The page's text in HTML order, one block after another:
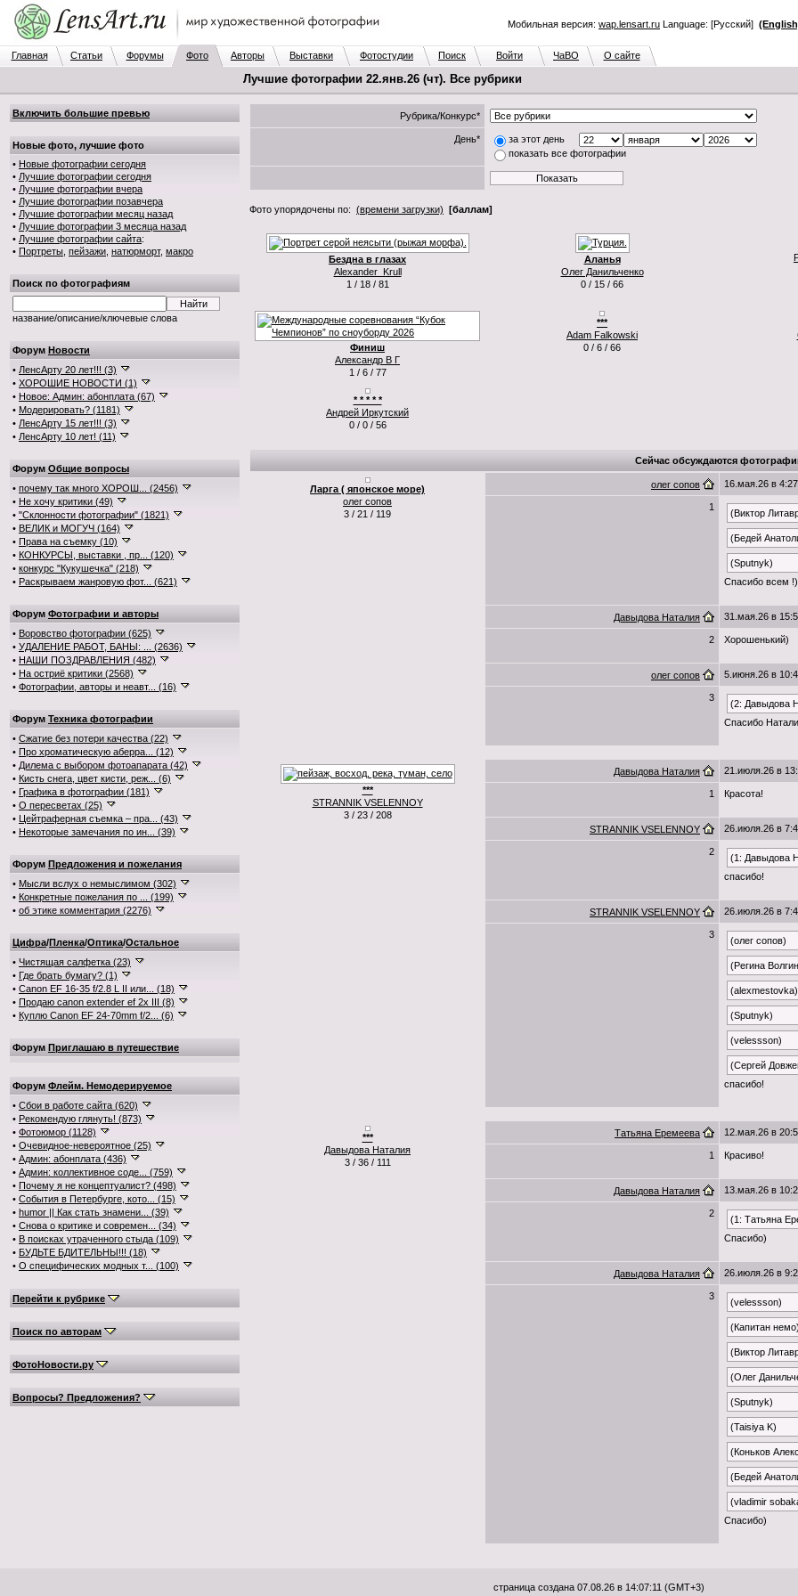
Мобильная версия: wap.lensart.ru Language: [Русский]
Главная Статьи Форумы Фото Авторы Выставки Фотостудии Поиск Войти ЧаВО О сайте
Лучшие фотографии 22.янв.26 (чт). Все рубрики
Включить большие превью
Новые фото, лучшие фото
• Новые фотографии сегодня
• Лучшие фотографии сегодня
• Лучшие фотографии вчера
• Лучшие фотографии позавчера
• Лучшие фотографии месяц назад
• Лучшие фотографии 3 месяца назад
• Лучшие фотографии сайта:
• Портреты пейзажи натюрморт, макро
Поиск по фотографиям
название/описание/ключевые слова
Форум Новости
• ЛенсАрту 20 лет!!! (3)
• ХОРОШИЕ НОВОСТИ (1)
• Новое: Админ: абонплата (67)
• Модерировать? (1181)
• ЛенсАрту 15 лет!!! (3)
• ЛенсАрту 10 лет! (11)
Форум Общие вопросы
• почему так много ХОРОШ... (2456)
• Не хочу критики (49)
• "Склонности фотографии" (1821)
• ВЕЛИК и МОГУЧ (164)
• Права на съемку (10)
• КОНКУРСЫ, выставки , пр... (120)
• конкурс "Кукушечка" (218)
• Раскрываем жанровую фот... (621)
Форум Фотографии и авторы
• Воровство фотографии (625)
• УДАЛЕНИЕ РАБОТ, БАНЫ: ... (2636)
• НАШИ ПОЗДРАВЛЕНИЯ (482)
• На остриё критики (2568)
• Фотографии, авторы и неавт... (16)
Форум Техника фотографии
• Сжатие без потери качества (22)
• Про хроматическую аберра... (12)
• Дилема с выбором фотоапарата (42)
• Кисть снега, цвет кисти, реж... (6)
• Графика в фотографии (181)
• О пересветах (25)
• Цейтраферная съемка – пра... (43)
• Некоторые замечания по ин... (39)
Форум Предложения и пожелания
• Мысли вслух о немыслимом (302)
• Конкретные пожелания по ... (199)
• об этике комментария (2276)
Цифра/Пленка/Оптика/Остальное
• Чистящая салфетка (23)
• Где брать бумагу? (1)
• Canon EF 16-35 f/2.8 L II или... (18)
• Продаю canon extender ef 2x III (8)
• Куплю Canon EF 24-70mm f/2... (6)
Форум Приглашаю в путешествие
Форум Флейм. Немодерируемое
• Сбои в работе сайта (620)
• Рекомендую глянуть! (873)
• Фотоюмор (1128)
• Очевидное-невероятное (25)
• Админ: абонплата (436)
• Админ: коллективное соде... (759)
• Почему я не концептуалист? (498)
• События в Петербурге, кото... (15)
• humor || Как стать знамени... (39)
• Снова о критике и современ... (34)
• В поисках утраченного стыда (109)
• БУДЬТЕ БДИТЕЛЬНЫ!!! (18)
• О специфических модных т... (100)
Перейти к рубрике
Поиск по авторам
ФотоНовости.ру
Вопросы? Предложения?
Рубрика/Конкурс*
День*
за этот день
показать все фотографии
Фото упорядочены по: (времени загрузки) [баллам]
Бездна в глазах
Alexander_Krull
1 / 18 / 81
Аланья
Олег Данильченко
0 / 15 / 66
Финиш
Александр В Г
1 / 6 / 77
***
Adam Falkowski
0 / 6 / 66
* * * * *
Андрей Иркутский
0 / 0 / 56
Сейчас обсуждаются
Ларга ( японское море)
олег сопов
3 / 21 / 119
олег сопов 16.мая.26 в 4:27
1
(Виктор
(Бедей
(Sputnyk)
Спасибо всем !)
Давыдова Наталия 31.мая.26 в
2 Хорошенький)
олег сопов 5.июня.26 в
3
(2: Давыдова
Спасибо
***
STRANNIK VSELENNOY
3 / 23 / 208
Давыдова Наталия 21.июля.26 в
1 Красота!
STRANNIK VSELENNOY 26.июля.26 в
2
(1: Давыдова
спасибо!
STRANNIK VSELENNOY 26.июля.26 в
3
(олег сопов)
(Регина
(alexmestovka)
(Sputnyk)
(velessson)
(Сергей
спасибо!
***
Давыдова Наталия
3 / 36 / 111
Татьяна Еремеева 12.мая.26 в
1 Красиво!
Давыдова Наталия 13.мая.26 в
2
(1: Татьяна
Спасибо)
Давыдова Наталия 26.июля.26 в
3
(velessson)
(Капитан немо)
(Виктор
(Олег
(Sputnyk)
(Taisiya K)
(Коньков
(Бедей
(vladimir
Спасибо)
страница создана 07.08.26 в 14:07:11 (GMT+3)